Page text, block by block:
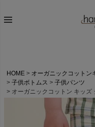
HOME オーガニックコットン
子供ボトムス
子供パンツ
オーガニックコットン キッ